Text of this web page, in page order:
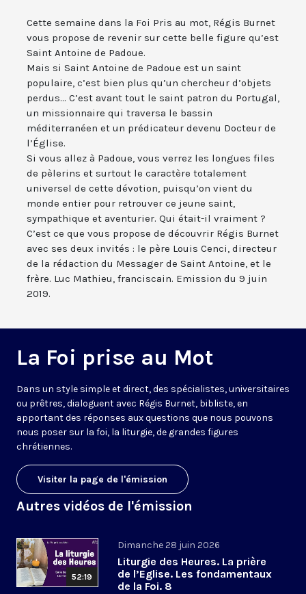
Cette semaine dans la Foi Pris au mot, Régis Burnet
vous propose de revenir sur cette belle figure qu’est
Saint Antoine de Padoue.
Mais si Saint Antoine de Padoue est un saint
populaire, c’est bien plus qu’un chercheur d’objets
perdus... C’est avant tout le saint patron du Portugal,
un missionnaire qui traversa le bassin
méditerranéen et un prédicateur devenu Docteur de
l’Église.
Si vous allez à Padoue, vous verrez les longues files
de pèlerins et surtout le caractère totalement
universel de cette dévotion, puisqu’on vient du
monde entier pour retrouver ce jeune saint,
sympathique et aventurier. Qui était-il vraiment ?
C’est ce que vous propose de découvrir Régis Burnet
avec ses deux invités : le père Louis Cenci, directeur
de la rédaction du Messager de Saint Antoine, et le
frère. Luc Mathieu, franciscain. Emission du 9 juin
2019.
La Foi prise au Mot
Dans un style simple et direct, des spécialistes, universitaires
ou prêtres, dialoguent avec Régis Burnet, bibliste, en
apportant des réponses aux questions que nous pouvons
nous poser sur la foi, la liturgie, de grandes figures
chrétiennes.
Visiter la page de l'émission
Autres vidéos de l'émission
52:19
Dimanche 28 juin 2026
Liturgie des Heures. La prière
de l’Eglise. Les fondamentaux
de la Foi. 8